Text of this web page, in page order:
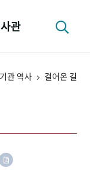
관
기관 역사 걸어온 길